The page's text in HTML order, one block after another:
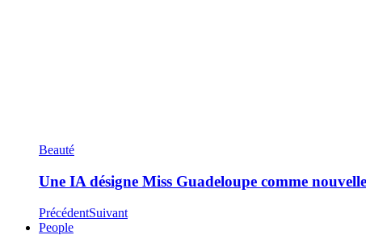
Beauté
Une IA désigne Miss Guadeloupe comme
PrécédentSuivant
People